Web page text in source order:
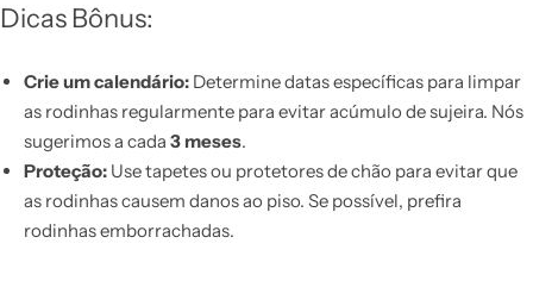
Dicas Bônus:
Crie um calendário:Determine datas específicas para limpar
as rodinhas regularmente para evitar acúmulo de sujeira. Nós
sugerimos a cada 3 meses.
Proteção:Use tapetes ou protetores de chão para evitar que
as rodinhas causem danos ao piso. Se possível, prefira
rodinhas emborrachadas.